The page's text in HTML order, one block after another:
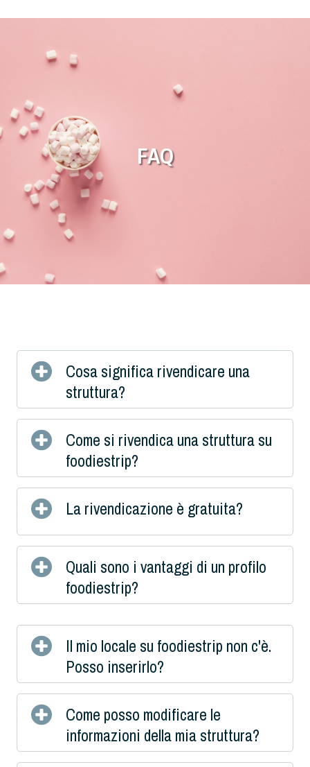
FAQ
Cosa significa rivendicare una
struttura?
Come si rivendica una struttura su
foodiestrip?
La rivendicazione è gratuita?
Quali sono i vantaggi di un profilo
foodiestrip?
Il mio locale su foodiestrip non c'è.
Posso inserirlo?
Come posso modificare le
informazioni della mia struttura?